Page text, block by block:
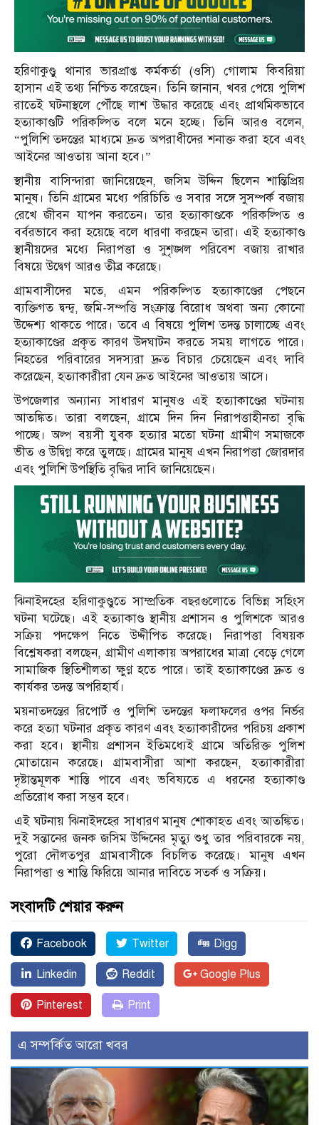
হরিণাকুণ্ডু থানার ভারপ্রাপ্ত কর্মকর্তা (ওসি) গোলাম কিবরিয়া
হাসান এই তথ্য নিশ্চিত করেছেন। তিনি জানান, খবর পেয়ে পুলিশ
রাতেই ঘটনাস্থলে পৌঁছে লাশ উদ্ধার করেছে এবং প্রাথমিকভাবে
হত্যাকাণ্ডটি পরিকল্পিত বলে মনে হচ্ছে। তিনি আরও বলেন,
“পুলিশি তদন্তের মাধ্যমে দ্রুত অপরাধীদের শনাক্ত করা হবে এবং
আইনের আওতায় আনা হবে।”
স্থানীয় বাসিন্দারা জানিয়েছেন, জসিম উদ্দিন ছিলেন শান্তিপ্রিয়
মানুষ। তিনি গ্রামের মধ্যে পরিচিতি ও সবার সঙ্গে সুসম্পর্ক বজায়
রেখে জীবন যাপন করতেন। তার হত্যাকাণ্ডকে পরিকল্পিত ও
বর্বরভাবে করা হয়েছে বলে ধারণা করছেন তারা। এই হত্যাকাণ্ড
স্থানীয়দের মধ্যে নিরাপত্তা ও সুশৃঙ্খল পরিবেশ বজায় রাখার
বিষয়ে উদ্বেগ আরও তীব্র করেছে।
গ্রামবাসীদের মতে, এমন পরিকল্পিত হত্যাকাণ্ডের পেছনে
ব্যক্তিগত দ্বন্দ্ব, জমি-সম্পত্তি সংক্রান্ত বিরোধ অথবা অন্য কোনো
উদ্দেশ্য থাকতে পারে। তবে এ বিষয়ে পুলিশ তদন্ত চালাচ্ছে এবং
হত্যাকাণ্ডের প্রকৃত কারণ উদঘাটন করতে সময় লাগতে পারে।
নিহতের পরিবারের সদস্যরা দ্রুত বিচার চেয়েছেন এবং দাবি
করেছেন, হত্যাকারীরা যেন দ্রুত আইনের আওতায় আসে।
উপজেলার অন্যান্য সাধারণ মানুষও এই হত্যাকাণ্ডের ঘটনায়
আতঙ্কিত। তারা বলছেন, গ্রামে দিন দিন নিরাপত্তাহীনতা বৃদ্ধি
পাচ্ছে। অল্প বয়সী যুবক হত্যার মতো ঘটনা গ্রামীণ সমাজকে
ভীত ও উদ্বিগ্ন করে তুলছে। গ্রামের মানুষ এখন নিরাপত্তা জোরদার
এবং পুলিশি উপস্থিতি বৃদ্ধির দাবি জানিয়েছেন।
ঝিনাইদহের হরিণাকুণ্ডুতে সাম্প্রতিক বছরগুলোতে বিভিন্ন সহিংস
ঘটনা ঘটেছে। এই হত্যাকাণ্ড স্থানীয় প্রশাসন ও পুলিশকে আরও
সক্রিয় পদক্ষেপ নিতে উদ্দীপিত করেছে। নিরাপত্তা বিষয়ক
বিশ্লেষকরা বলছেন, গ্রামীণ এলাকায় অপরাধের মাত্রা বেড়ে গেলে
সামাজিক স্থিতিশীলতা ক্ষুণ্ণ হতে পারে। তাই হত্যাকাণ্ডের দ্রুত ও
কার্যকর তদন্ত অপরিহার্য।
ময়নাতদন্তের রিপোর্ট ও পুলিশি তদন্তের ফলাফলের ওপর নির্ভর
করে হত্যা ঘটনার প্রকৃত কারণ এবং হত্যাকারীদের পরিচয় প্রকাশ
করা হবে। স্থানীয় প্রশাসন ইতিমধ্যেই গ্রামে অতিরিক্ত পুলিশ
মোতায়েন করেছে। গ্রামবাসীরা আশা করছেন, হত্যাকারীরা
দৃষ্টান্তমূলক শাস্তি পাবে এবং ভবিষ্যতে এ ধরনের হত্যাকাণ্ড
প্রতিরোধ করা সম্ভব হবে।
এই ঘটনায় ঝিনাইদহের সাধারণ মানুষ শোকাহত এবং আতঙ্কিত।
দুই সন্তানের জনক জসিম উদ্দিনের মৃত্যু শুধু তার পরিবারকে নয়,
পুরো দৌলতপুর গ্রামবাসীকে বিচলিত করেছে। মানুষ এখন
নিরাপত্তা ও শান্তি ফিরিয়ে আনার দাবিতে সতর্ক ও সক্রিয়।
সংবাদটি শেয়ার করুন
Facebook Twitter Digg
Linkedin Reddit Google Plus
Pinterest Print
এ সম্পর্কিত আরো খবর